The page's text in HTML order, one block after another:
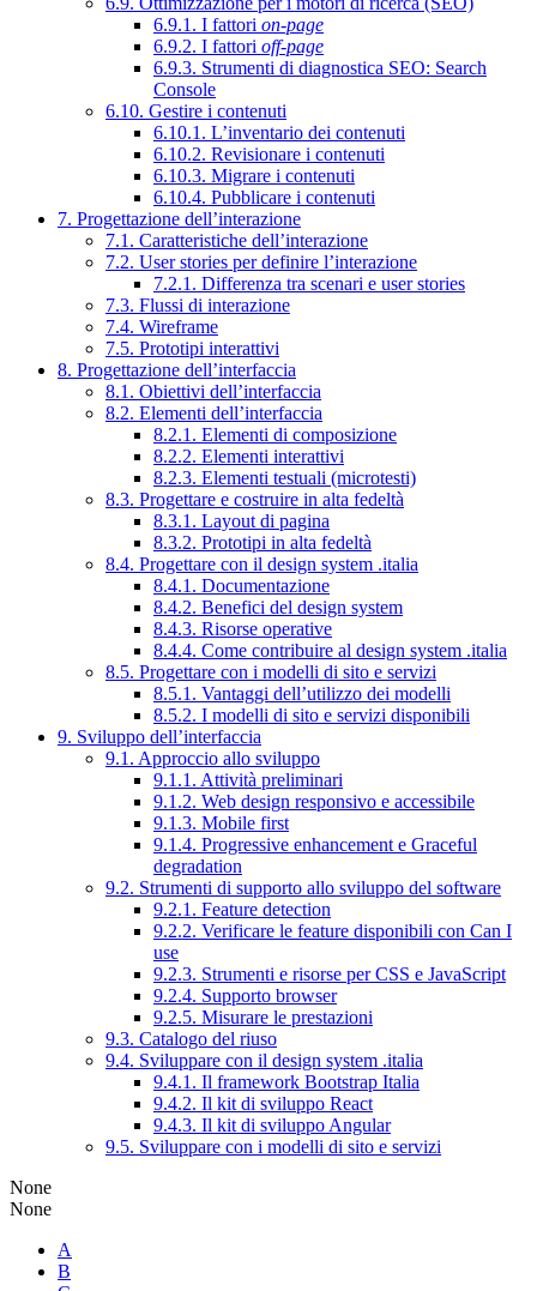
6.9.1. I fattori on-page
6.9.2. I fattori off-page
6.9.3. Strumenti di diagnostica SEO: Search
Console
6.10. Gestire i contenuti
6.10.1. L’inventario dei contenuti
6.10.2. Revisionare i contenuti
6.10.3. Migrare i contenuti
6.10.4. Pubblicare i contenuti
7. Progettazione dell’interazione
7.1. Caratteristiche dell’interazione
7.2. User stories per definire l’interazione
7.2.1. Differenza tra scenari e user stories
7.3. Flussi di interazione
7.4. Wireframe
7.5. Prototipi interattivi
8. Progettazione dell’interfaccia
8.1. Obiettivi dell’interfaccia
8.2. Elementi dell’interfaccia
8.2.1. Elementi di composizione
8.2.2. Elementi interattivi
8.2.3. Elementi testuali (microtesti)
8.3. Progettare e costruire in alta fedeltà
8.3.1. Layout di pagina
8.3.2. Prototipi in alta fedeltà
8.4. Progettare con il design system .italia
8.4.1. Documentazione
8.4.2. Benefici del design system
8.4.3. Risorse operative
8.4.4. Come contribuire al design system .italia
8.5. Progettare con i modelli di sito e servizi
8.5.1. Vantaggi dell’utilizzo dei modelli
8.5.2. I modelli di sito e servizi disponibili
9. Sviluppo dell’interfaccia
9.1. Approccio allo sviluppo
9.1.1. Attività preliminari
9.1.2. Web design responsivo e accessibile
9.1.3. Mobile first
9.1.4. Progressive enhancement e Graceful
degradation
9.2. Strumenti di supporto allo sviluppo del software
9.2.1. Feature detection
9.2.2. Verificare le feature disponibili con Can I
use
9.2.3. Strumenti e risorse per CSS e JavaScript
9.2.4. Supporto browser
9.2.5. Misurare le prestazioni
9.3. Catalogo del riuso
9.4. Sviluppare con il design system .italia
9.4.1. Il framework Bootstrap Italia
9.4.2. Il kit di sviluppo React
9.4.3. Il kit di sviluppo Angular
9.5. Sviluppare con i modelli di sito e servizi
None
None
A
B